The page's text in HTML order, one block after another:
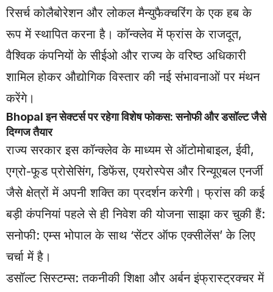
रिसर्च कोलैबोरेशन और लोकल मैन्युफैक्चरिंग के एक हब के
रूप में स्थापित करना है। कॉन्क्लेव में फ्रांस के राजदूत,
वैश्विक कंपनियों के सीईओ और राज्य के वरिष्ठ अधिकारी
शामिल होकर औद्योगिक विस्तार की नई संभावनाओं पर मंथन
करेंगे।
Bhopal इन सेक्टर्स पर रहेगा विशेष फोकस: सनोफी और डसॉल्ट जैसे
दिग्गज तैयार
राज्य सरकार इस कॉन्क्लेव के माध्यम से ऑटोमोबाइल, ईवी,
एग्रो-फूड प्रोसेसिंग, डिफेंस, एयरोस्पेस और रिन्यूएबल एनर्जी
जैसे क्षेत्रों में अपनी शक्ति का प्रदर्शन करेगी। फ्रांस की कई
बड़ी कंपनियां पहले से ही निवेश की योजना साझा कर चुकी हैं:
सनोफी: एम्स भोपाल के साथ ‘सेंटर ऑफ एक्सीलेंस’ के लिए
चर्चा में है।
डसॉल्ट सिस्टम्स: तकनीकी शिक्षा और अर्बन इंफ्रास्ट्रक्चर में